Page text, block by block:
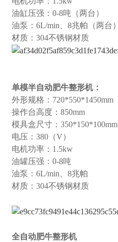
油缸压强：0-8吨（两台）
油泵：6L/min、8兆帕（两台）
材质：304不锈钢材质
单模半自动肥牛整形机：
外形规格：720*550*1450mm
操作台高度：850mm
模具盒尺寸：350*150*100mm
电压：380（V）
电机功率：1.5kw
油罐压强：0-8吨
油泵：6L/min、8兆帕
材质：304不锈钢材质
全自动肥牛整形机